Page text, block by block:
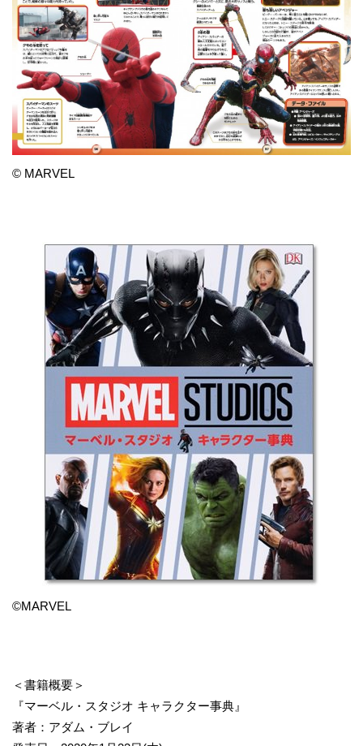
© MARVEL
©MARVEL
＜書籍概要＞
『マーベル・スタジオ キャラクター事典』
著者：アダム・ブレイ